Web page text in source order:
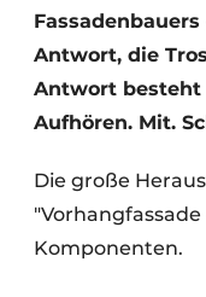
Werben
Antwort, die
Antwort besteht
Aufhören. Mit.
Die große
Komponenten.